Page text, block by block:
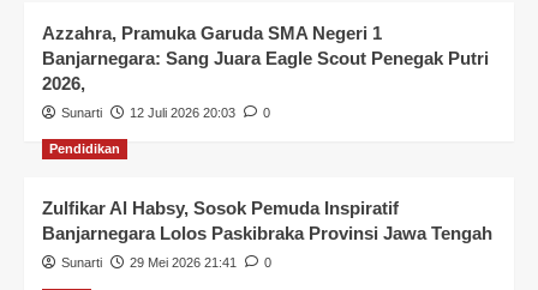
Azzahra, Pramuka Garuda SMA Negeri 1
Banjarnegara: Sang Juara Eagle Scout Penegak Putri
2026,
Sunarti 12 Juli 2026 20:03 0
Pendidikan
Zulfikar Al Habsy, Sosok Pemuda Inspiratif
Banjarnegara Lolos Paskibraka Provinsi Jawa Tengah
Sunarti 29 Mei 2026 21:41 0